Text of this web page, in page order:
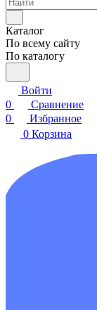
Каталог
По всему сайту
По каталогу
Войти
0
Сравнение
0
Избранное
0 Корзина